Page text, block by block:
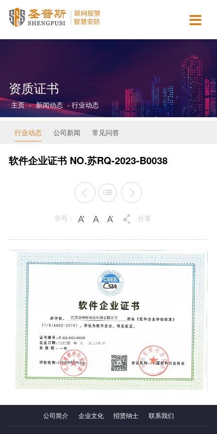
主营业务
智慧消防运营服务
智慧安防运营服务
智慧用电运营服务
保安派遣服务
智慧城市
智慧医疗
智慧金融
智慧司法
智慧公安
智慧交通
新闻动态
行业动态
常见问答
合作案例
政府机关
园区工厂
平安校园
资质认证
营业执照
协会认证
专利软著
关于我们
公司简介
团队介绍
发展历程
招贤纳士
联系我们

资质证书
主页 - 新闻动态 - 行业动态
行业动态 公司新闻 常见问答
软件企业证书 NO.苏RQ-2023-B0038
字号： 分享
公司简介 企业文化 招贤纳士 联系我们